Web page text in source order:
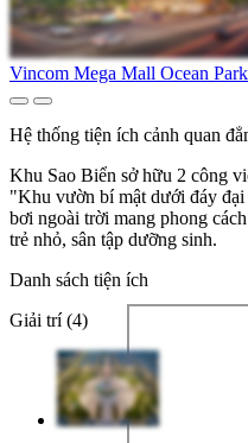
Vincom Mega Mall Ocean
Hệ thống tiện ích cảnh quan
Khu Sao Biển sở hữu 2 công
"Khu vườn bí mật dưới đáy
bơi ngoài trời mang phong
trẻ nhỏ, sân tập dưỡng sinh.
Danh sách tiện ích
Giải trí (4)